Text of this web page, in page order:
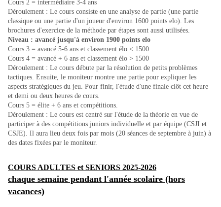
Cours 2 = intermédiaire 3-4 ans
Déroulement : Le cours consiste en une analyse de partie (une partie
classique ou une partie d'un joueur d'environ 1600 points elo). Les
brochures d'exercice de la méthode par étapes sont aussi utilisées.
Niveau : avancé jusqu'à environ 1900 points elo
Cours 3 = avancé 5-6 ans et classement élo < 1500
Cours 4 = avancé + 6 ans et classement élo > 1500
Déroulement : Le cours débute par la résolution de petits problèmes
tactiques. Ensuite, le moniteur montre une partie pour expliquer les
aspects stratégiques du jeu. Pour finir, l'étude d'une finale clôt cet heure
et demi ou deux heures de cours.
Cours 5 = élite + 6 ans et compétitions.
Déroulement : Le cours est centré sur l'étude de la théorie en vue de
participer à des compétitions juniors individuelle et par équipe (CSJI et
CSJE). Il aura lieu deux fois par mois (20 séances de septembre à juin) à
des dates fixées par le moniteur.
COURS ADULTES et SENIORS 2025-2026
chaque semaine pendant l'année scolaire (hors
vacances)